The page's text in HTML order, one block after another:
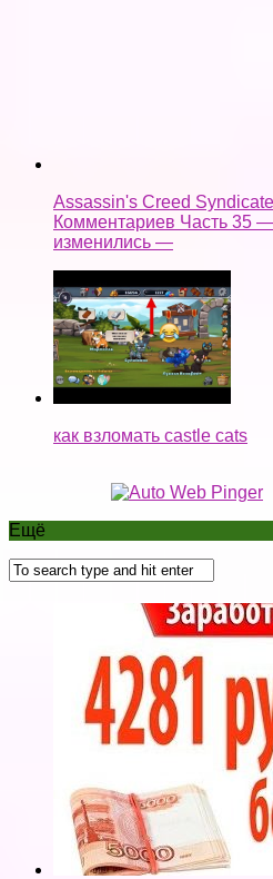
🔥 ЗАРАБОТОК ДО 5000
ВЛОЖЕНИЙ //